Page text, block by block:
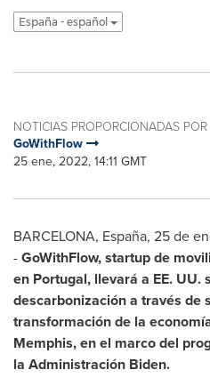
España - español
NOTICIAS PROPORCIONADAS POR
GoWithFlow
25 ene, 2022, 14:11 GMT
BARCELONA, España, 25 de
-GoWithFlow, startup de
en Portugal, llevará a EE. UU.
descarbonización a través de
transformación de la
Memphis, en el marco del
la Administración Biden.